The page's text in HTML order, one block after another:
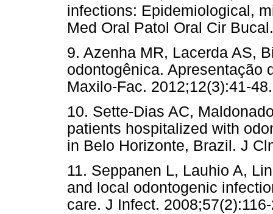
infections: Epidemiological,
Med Oral Patol Oral Cir
9. Azenha MR, Lacerda AS,
odontogênica. Apresentação
Maxilo-Fac. 2012;12(3):41-48.
10. Sette-Dias AC,
patients hospitalized with
in Belo Horizonte, Brazil. J
11. Seppanen L, Lauhio A,
and local odontogenic
care. J Infect.